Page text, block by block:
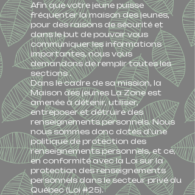
Afin que votre jeune puisse
fréquenter la maison des jeunes,
pour des raisons de sécurité et
dans le but de pouvoir vous
communiquer les informations
importantes, nous vous
demandons de remplir toutes les
sections .
Dans le cadre de sa mission, la
Maison des jeunes La Zone est
amenée à détenir, utiliser,
entreposer et détruire des
renseignements personnels. Nous
nous sommes donc dotés d’une
politique de protection des
renseignements personnels, et ce,
en conformité avec la Loi sur la
protection des renseignements
personnels dans le secteur privé du
Québec (Loi #25).